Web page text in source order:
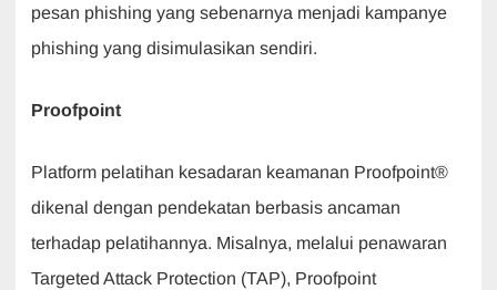
pesan phishing yang sebenarnya menjadi kampanye
phishing yang disimulasikan sendiri.
Proofpoint
Platform pelatihan kesadaran keamanan Proofpoint®
dikenal dengan pendekatan berbasis ancaman
terhadap pelatihannya. Misalnya, melalui penawaran
Targeted Attack Protection (TAP), Proofpoint